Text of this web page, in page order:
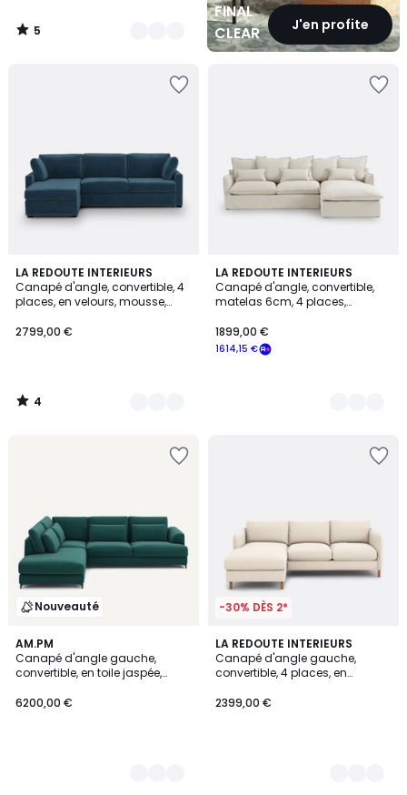
5
/
FINAL
CLEARANCEJ'en profite
LA REDOUTE INTERIEURS
Canapé d'angle, convertible, 4
places, en velours, mousse,
2799,00 €
4
/
5
7
Couleurs
4
/
LA REDOUTE INTERIEURS
Canapé d'angle, convertible,
matelas 6cm, 4 places,
1614,15 €
1899,00 €
4
Couleurs
Nouveauté
AM.PM
Canapé d'angle gauche,
convertible, en toile jaspée,
6200,00 €
3
Couleurs
-30% DÈS 2*
LA REDOUTE INTERIEURS
Canapé d'angle gauche,
convertible, 4 places, en
2399,00 €
6
Couleurs